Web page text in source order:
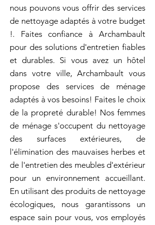
nous pouvons vous offrir des services
de nettoyage adaptés à votre budget
!. Faites confiance à Archambault
pour des solutions d'entretien fiables
et durables. Si vous avez un hôtel
dans votre ville, Archambault vous
propose des services de ménage
adaptés à vos besoins! Faites le choix
de la propreté durable! Nos femmes
de ménage s'occupent du nettoyage
des surfaces extérieures, de
l'élimination des mauvaises herbes et
de l'entretien des meubles d'extérieur
pour un environnement accueillant.
En utilisant des produits de nettoyage
écologiques, nous garantissons un
espace sain pour vous, vos employés